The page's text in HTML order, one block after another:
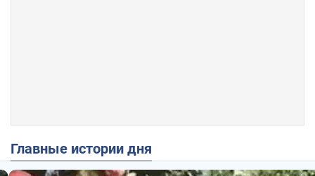
Главные истории дня